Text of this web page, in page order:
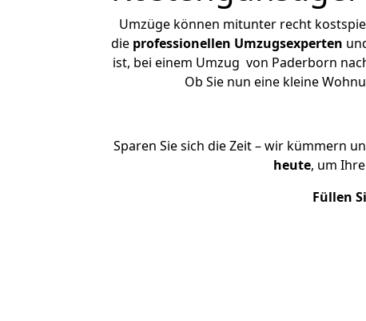
Umzüge können mitunter recht
die professionellen Umzugsexperten
ist, bei einem Umzug von Paderborn
Ob Sie nun eine kleine
Sparen Sie sich die Zeit – wir kümmern
heute, um
Füllen